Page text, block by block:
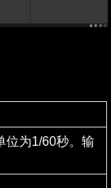
位为1/60秒。输